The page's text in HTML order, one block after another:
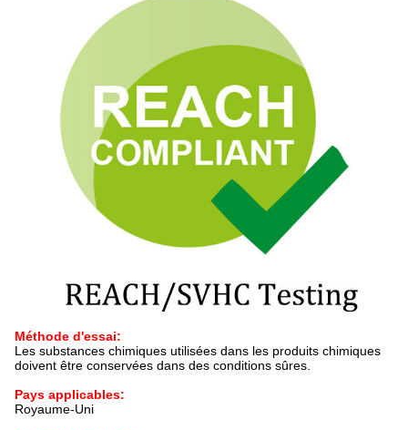
Méthode d'essai:
Les substances chimiques utilisées dans les produits chimiques
doivent être conservées dans des conditions sûres.
Pays applicables:
Royaume-Uni